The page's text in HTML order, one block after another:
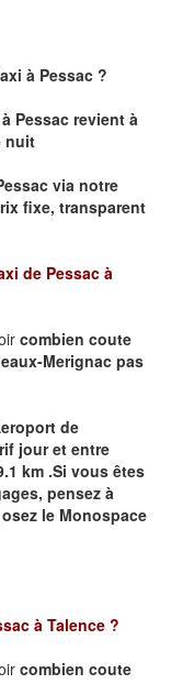
à Pessac ?
Pessac revient à
nuit
via notre
fixe, transparent
de Pessac à
combien coute
Merignac pas
de
jour et entre
km .Si vous êtes
pensez à
le Monospace
à Talence ?
combien coute